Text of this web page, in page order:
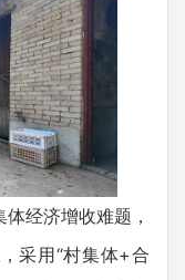
经济增收难题，
采用“村集体+合